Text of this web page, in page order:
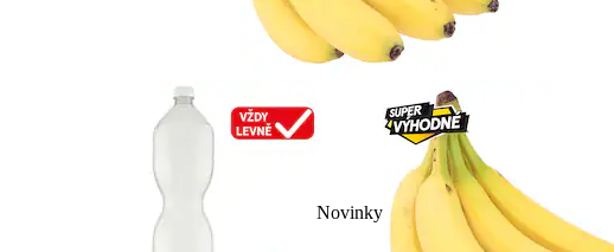
Novinky